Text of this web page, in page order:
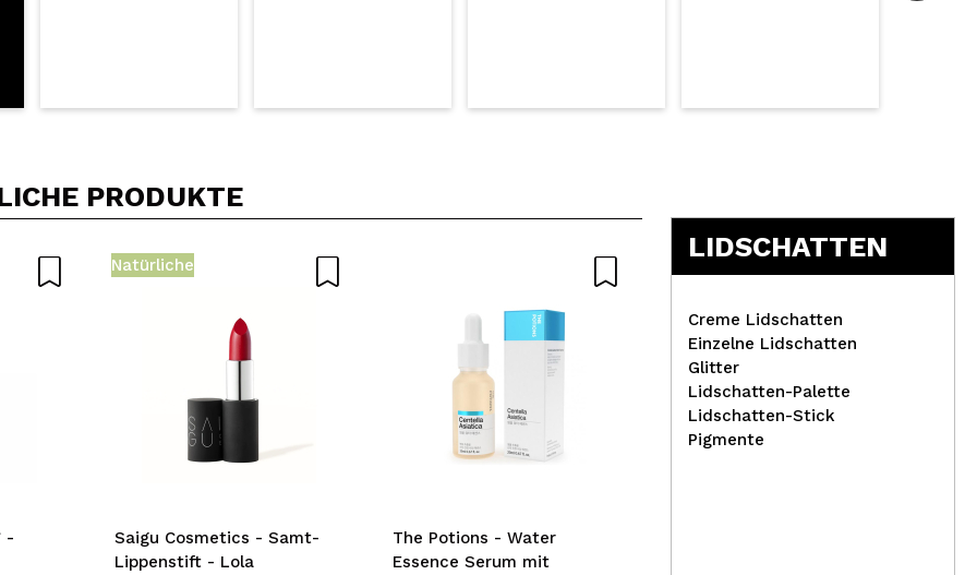
PRODUKTE
-
Natürliche
Saigu Cosmetics - Samt-
Lippenstift - Lola
The Potions - Water
Essence Serum mit
IDC Institute -
Lippenbalsam-Duo -
LIDSCHATTEN
Creme Lidschatten
Einzelne Lidschatten
Glitter
Lidschatten-Palette
Lidschatten-Stick
Pigmente